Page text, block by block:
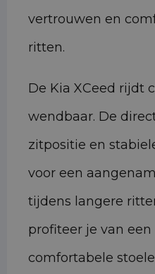
vertrouwen en
ritten.
De Kia XCeed rijdt
wendbaar. De
zitpositie en
voor een
tijdens langere
profiteer je van
comfortabele